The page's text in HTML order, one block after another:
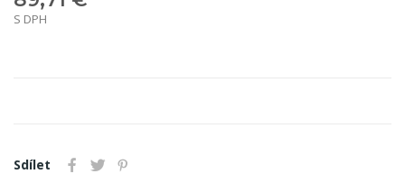
S DPH
Sdílet